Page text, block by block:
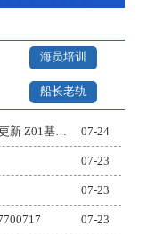
海员培训
船长老轨
07-24
07-23
07-23
07-23